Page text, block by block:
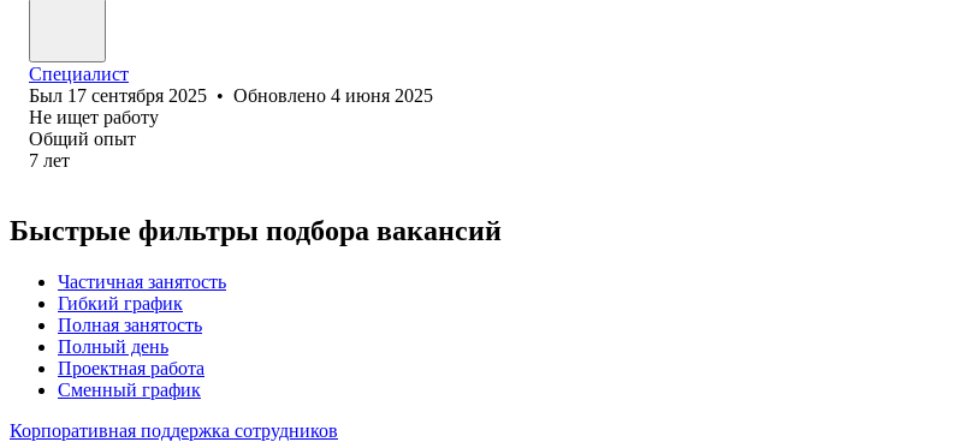
Специалист
Был 17 сентября 2025 • Обновлено 4 июня 2025
Не ищет работу
Общий опыт
7 лет
Быстрые фильтры подбора вакансий
Частичная занятость
Гибкий график
Полная занятость
Полный день
Проектная работа
Сменный график
Корпоративная поддержка сотрудников